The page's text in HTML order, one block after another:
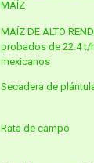
MAÍZ
MAÍZ DE ALTO
probados de 22.4 t/
mexicanos
Secadera de
Rata de campo